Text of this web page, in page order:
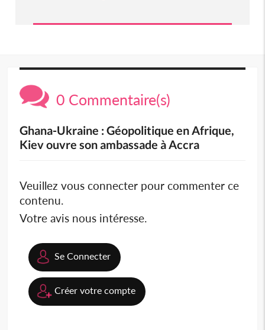
0 Commentaire(s)
Ghana-Ukraine : Géopolitique en Afrique,
Kiev ouvre son ambassade à Accra
Veuillez vous connecter pour commenter ce
contenu.
Votre avis nous intéresse.
Se Connecter
Créer votre compte